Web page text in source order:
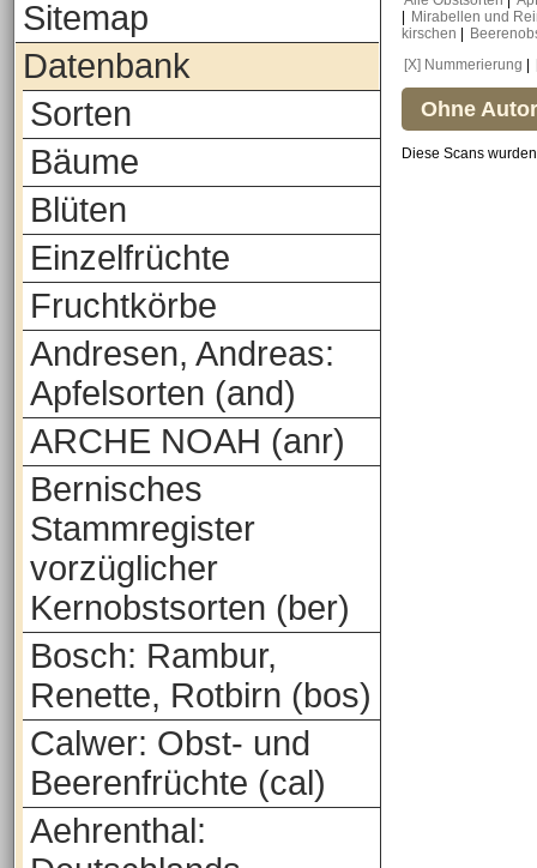
Sitemap
Datenbank
Sorten
Bäume
Blüten
Einzelfrüchte
Fruchtkörbe
Andresen, Andreas:
Apfelsorten (and)
ARCHE NOAH (anr)
Bernisches
Stammregister
vorzüglicher
Kernobstsorten (ber)
Bosch: Rambur,
Renette, Rotbirn (bos)
Calwer: Obst- und
Beerenfrüchte (cal)
Aehrenthal:
Mirabellen und
kirschen
[X] Nummerierung
Ohne
Diese Scans